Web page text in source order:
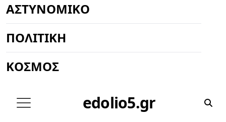
ΑΣΤΥΝΟΜΙΚΌ
ΠΟΛΙΤΙΚΉ
ΚΌΣΜΟΣ
edolio5.gr